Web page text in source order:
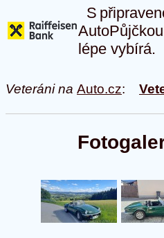
S
lépe vybírá.
Veteráni na Auto.cz: